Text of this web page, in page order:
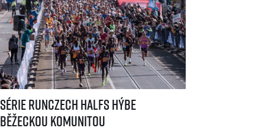
světoví vytrvalci z Afriky a Jižní Ameriky, z nichž někteří
již mají s pražskými závody předchozí zkušenosti. V
mužské kategorii potvrdil start rodák z Burundi
dlouhodobě žijící ve Španělsku Rodrigue Kwizera. […]
Série RunCzech Halfs hýbe
běžeckou komunitou
Série RunCzech Halfs hýbe běžeckou komunitou